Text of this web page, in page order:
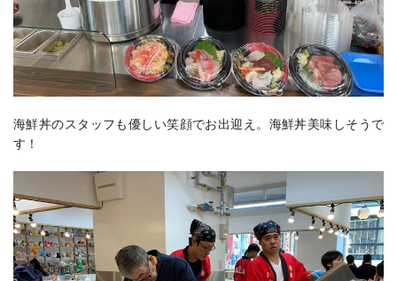
海鮮丼のスタッフも優しい笑顔でお出迎え。海鮮丼美味しそうで
す！